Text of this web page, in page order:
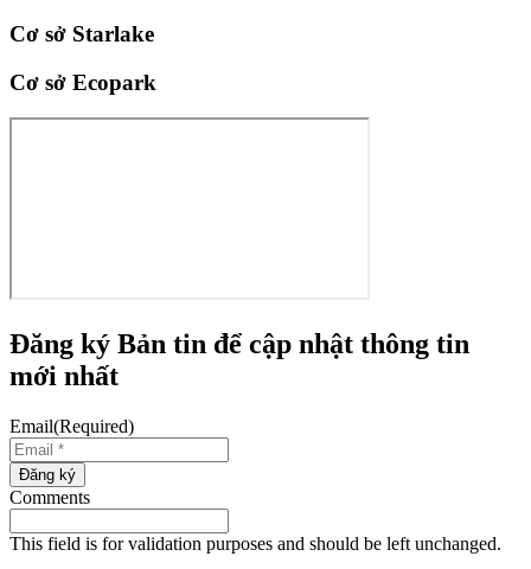
Cơ sở Starlake
Cơ sở Ecopark
Đăng ký Bản tin để cập nhật thông tin
mới nhất
Email(Required)
Đăng ký
Comments
This field is for validation purposes and should be left unchanged.